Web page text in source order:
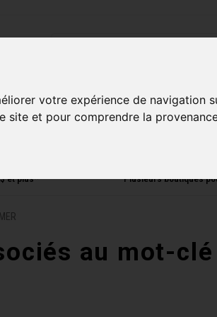
votre expérience de navigation
et pour comprendre la
Composantes
et plus* Plusieurs boutiques
au mot-clé